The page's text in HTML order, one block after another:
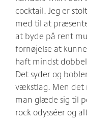
cocktail. Jeg er
med til at
at byde på rent
fornøjelse at
haft mindst
Det syder og
vækstlag. Men det
man glæde sig til
rock odysséer og